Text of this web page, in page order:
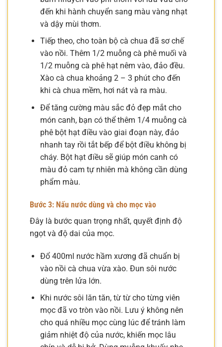
đến khi hành chuyển sang màu vàng nhạt
và dậy mùi thơm.
Tiếp theo, cho toàn bộ cà chua đã sơ chế
vào nồi. Thêm 1/2 muỗng cà phê muối và
1/2 muỗng cà phê hạt nêm vào, đảo đều.
Xào cà chua khoảng 2 – 3 phút cho đến
khi cà chua mềm, hơi nát và ra màu.
Để tăng cường màu sắc đỏ đẹp mắt cho
món canh, bạn có thể thêm 1/4 muỗng cà
phê bột hạt điều vào giai đoạn này, đảo
nhanh tay rồi tắt bếp để bột điều không bị
cháy. Bột hạt điều sẽ giúp món canh có
màu đỏ cam tự nhiên mà không cần dùng
phẩm màu.
Bước 3: Nấu nước dùng và cho mọc vào
Đây là bước quan trọng nhất, quyết định độ
ngọt và độ dai của mọc.
Đổ 400ml nước hầm xương đã chuẩn bị
vào nồi cà chua vừa xào. Đun sôi nước
dùng trên lửa lớn.
Khi nước sôi lăn tăn, từ từ cho từng viên
mọc đã vo tròn vào nồi. Lưu ý không nên
cho quá nhiều mọc cùng lúc để tránh làm
giảm nhiệt độ của nước, khiến mọc lâu